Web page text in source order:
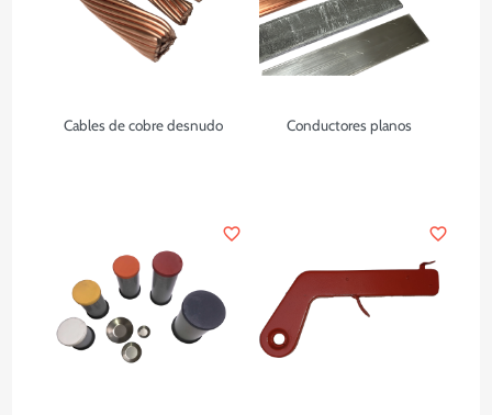
Cables de cobre desnudo Conductores planos
favorite_border favorite_border